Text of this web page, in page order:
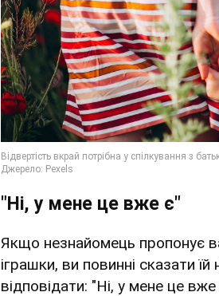
"Ні, у мене це вже є"
Якщо незнайомець пропонує
іграшки, ви повинні сказати їй
відповідати: "Ні, у мене це